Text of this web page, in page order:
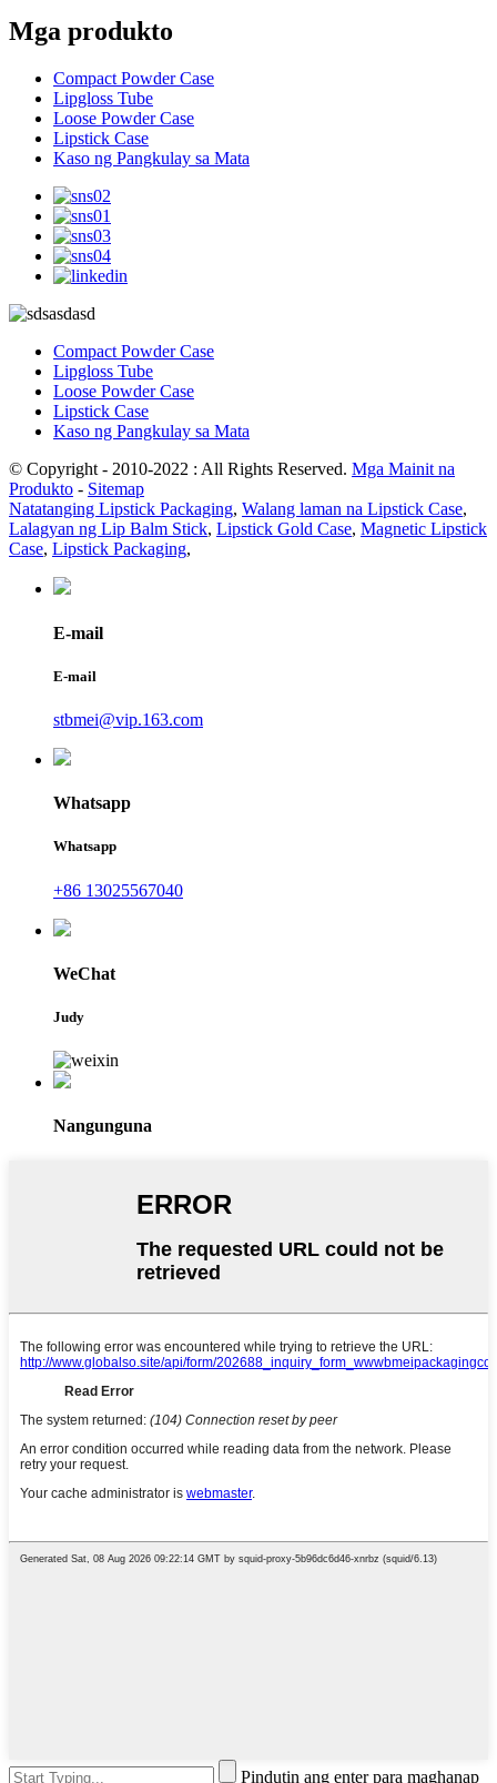
Mga produkto
Compact Powder Case
Lipgloss Tube
Loose Powder Case
Lipstick Case
Kaso ng Pangkulay sa Mata
Compact Powder Case
Lipgloss Tube
Loose Powder Case
Lipstick Case
Kaso ng Pangkulay sa Mata
© Copyright - 2010-2022 : All Rights Reserved. Mga Mainit na
Produkto - Sitemap
Natatanging Lipstick Packaging, Walang laman na Lipstick Case,
Lalagyan ng Lip Balm Stick, Lipstick Gold Case, Magnetic Lipstick
Case, Lipstick Packaging,
E-mail
E-mail
stbmei@vip.163.com
Whatsapp
Whatsapp
+86 13025567040
WeChat
Judy
Nangunguna
Pindutin ang enter para maghanap